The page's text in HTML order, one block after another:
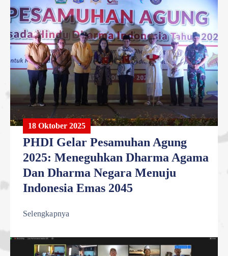
18 Oktober 2025
PHDI Gelar Pesamuhan Agung
2025: Meneguhkan Dharma Agama
Dan Dharma Negara Menuju
Indonesia Emas 2045
Selengkapnya